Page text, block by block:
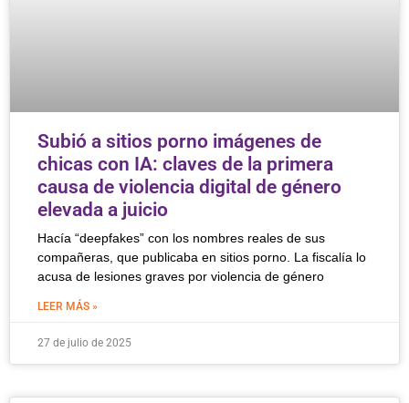
Subió a sitios porno imágenes de
chicas con IA: claves de la primera
causa de violencia digital de género
elevada a juicio
Hacía “deepfakes” con los nombres reales de sus
compañeras, que publicaba en sitios porno. La fiscalía lo
acusa de lesiones graves por violencia de género
LEER MÁS »
27 de julio de 2025